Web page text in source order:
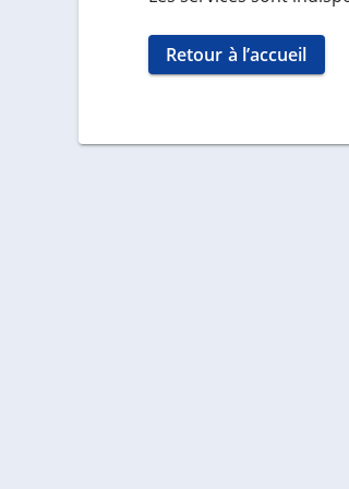
Retour à l’accueil